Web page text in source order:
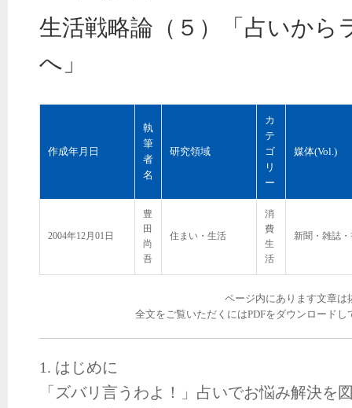
生活戦略論（５）「占いから
へ」
作成年月日
執
筆
者
名
研究領域
カ
テ
ゴ
リ
ー
媒体(Vol.)
2004年12月01日
豊
田
尚
吾
住まい・生活
消
費
生
活
新聞・雑誌
ページ内にあります文章は
全文をご覧いただくにはPDFをダウンロードし
1. はじめに
「ズバリ言うわよ！」占いでお悩み解決を